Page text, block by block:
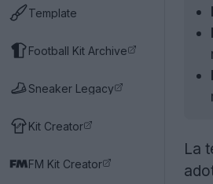
Template
Football Kit Archive
Sneaker Legacy
Kit Creator
FM Kit Creator
La